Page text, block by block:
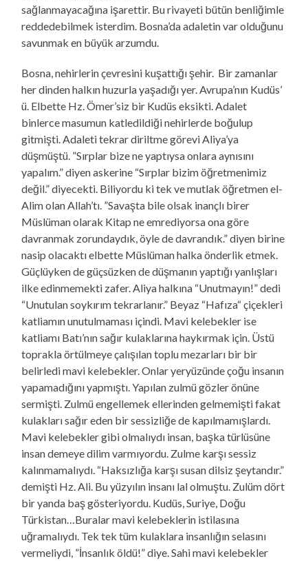
sağlanmayacağına işarettir. Bu rivayeti bütün benliğimle
reddedebilmek isterdim. Bosna’da adaletin var olduğunu
savunmak en büyük arzumdu.
Bosna, nehirlerin çevresini kuşattığı şehir. Bir zamanlar
her dinden halkın huzurla yaşadığı yer. Avrupa’nın Kudüs’
ü. Elbette Hz. Ömer’siz bir Kudüs eksikti. Adalet
binlerce masumun katledildiği nehirlerde boğulup
gitmişti. Adaleti tekrar diriltme görevi Aliya’ya
düşmüştü. ”Sırplar bize ne yaptıysa onlara aynısını
yapalım.” diyen askerine “Sırplar bizim öğretmenimiz
değil.” diyecekti. Biliyordu ki tek ve mutlak öğretmen el-
Alim olan Allah’tı. ”Savaşta bile olsak inançlı birer
Müslüman olarak Kitap ne emrediyorsa ona göre
davranmak zorundaydık, öyle de davrandık.” diyen birine
nasip olacaktı elbette Müslüman halka önderlik etmek.
Güçlüyken de güçsüzken de düşmanın yaptığı yanlışları
ilke edinmemekti zafer. Aliya halkına “Unutmayın!” dedi
“Unutulan soykırım tekrarlanır.” Beyaz “Hafıza“ çiçekleri
katliamın unutulmaması içindi. Mavi kelebekler ise
katliamı Batı’nın sağır kulaklarına haykırmak için. Üstü
toprakla örtülmeye çalışılan toplu mezarları bir bir
belirledi mavi kelebekler. Onlar yeryüzünde çoğu insanın
yapamadığını yapmıştı. Yapılan zulmü gözler önüne
sermişti. Zulmü engellemek ellerinden gelmemişti fakat
kulakları sağır eden bir sessizliğe de kapılmamışlardı.
Mavi kelebekler gibi olmalıydı insan, başka türlüsüne
insan demeye dilim varmıyordu. Zulme karşı sessiz
kalınmamalıydı. “Haksızlığa karşı susan dilsiz şeytandır.”
demişti Hz. Ali. Bu yüzyılın insanı lal olmuştu. Zulüm dört
bir yanda baş gösteriyordu. Kudüs, Suriye, Doğu
Türkistan…Buralar mavi kelebeklerin istilasına
uğramalıydı. Tek tek tüm kulaklara insanlığın selasını
vermeliydi, ”İnsanlık öldü!” diye. Sahi mavi kelebekler